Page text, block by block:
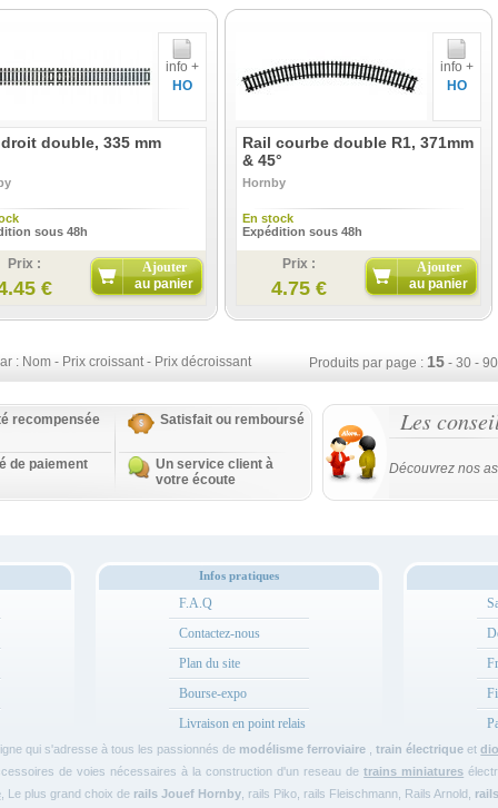
info +
HO
double, 335 mm
sous 48h
Prix :
€
Ajouter
au panier
info +
HO
Rail courbe double R1, 371mm
& 45°
Hornby
En stock
Expédition sous 48h
Prix :
4.75 €
Ajouter
au panier
: Nom- Prix croissant- Prix décroissant Produits par page : 15- 30- 90
recompensée Satisfait ou remboursé
de paiement
Un service client à
votre écoute
Les
Découvrez nos
Infos pratiques
F.A.Q
Contactez-nous
Plan du site
Bourse-expo
Livraison en point relais
qui s'adresse à tous les passionnés de modélisme ferroviaire ,train électrique et
de voies nécessaires à la construction d'un reseau detrains miniatures
, Le plus grand choix de rails Jouef Hornby, rails Piko, rails Fleischmann, Rails Arnold,